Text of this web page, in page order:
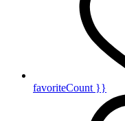
favoriteCount }}